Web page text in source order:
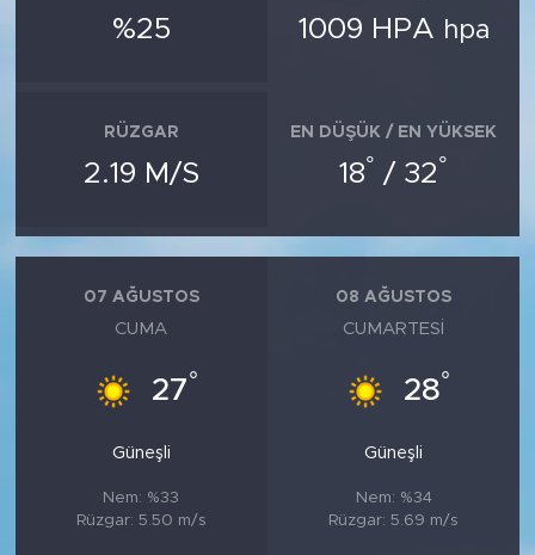
%25 1009 HPA hpa
RÜZGAR
2.19 M/S
EN DÜŞÜK / EN YÜKSEK
18° / 32°
07 AĞUSTOS
CUMA
27°
Güneşli
Nem: %33
Rüzgar: 5.50 m/s
08 AĞUSTOS
CUMARTESI
28°
Güneşli
Nem: %34
Rüzgar: 5.69 m/s